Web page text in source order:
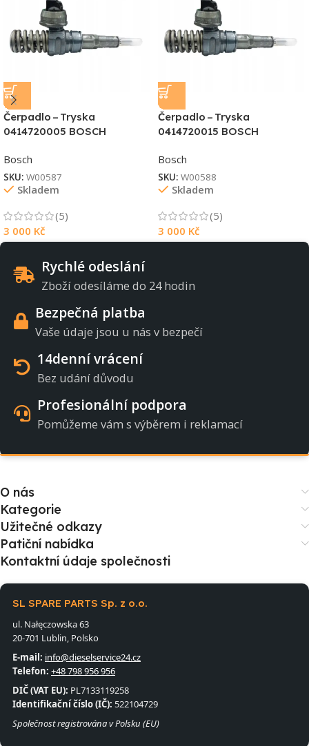
Čerpadlo – Tryska
0414720005 BOSCH
Bosch
SKU: W00587
Skladem
(5)
3 000 Kč
Čerpadlo – Tryska
0414720015 BOSCH
Bosch
SKU: W00588
Skladem
(5)
3 000 Kč
Rychlé odeslání
Zboží odesíláme do 24 hodin
Bezpečná platba
Vaše údaje jsou u nás v bezpečí
14denní vrácení
Bez udání důvodu
Profesionální podpora
Pomůžeme vám s výběrem i reklamací
O nás
Kategorie
Užitečné odkazy
Patiční nabídka
Kontaktní údaje společnosti
SL SPARE PARTS Sp. z o.o.
ul. Nałęczowska 63
20-701 Lublin, Polsko
E-mail: info@dieselservice24.cz
Telefon: +48 798 956 956
DIČ (VAT EU): PL7133119258
Identifikační číslo (IČ): 522104729
Společnost registrována v Polsku (EU)